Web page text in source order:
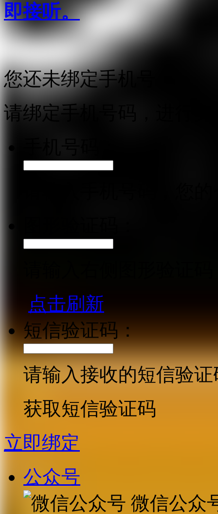
即接听。
您还未绑定手机号
请绑定手机号码，进行
点击刷新
短信验证码：
请输入接收的短信验证
获取短信验证码
立即绑定
公众号
微信公众